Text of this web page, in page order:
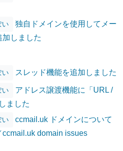
い
独自ドメインを使用してメー
しました
い スレッド機能を追加しました
い
アドレス譲渡機能に「URL /
ました
い
ccmail.uk ドメインについて
domain issues